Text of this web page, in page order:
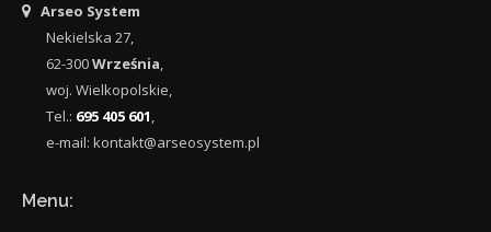
Arseo System
Nekielska 27,
62-300Września,
woj. Wielkopolskie,
Tel.: 695 405 601,
e-mail: kontakt@arseosystem.pl
Menu: